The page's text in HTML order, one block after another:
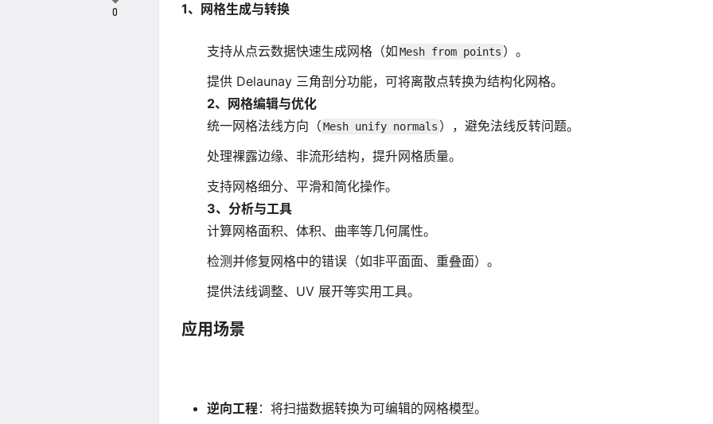
1、网格生成与转换
支持从点云数据快速生成网格（如Mesh from points ）。
提供 Delaunay 三角剖分功能，可将离散点转换为结构化网格。
2、网格编辑与优化
统一网格法线方向（Mesh unify normals ），避免法线反转问题。
处理裸露边缘、非流形结构，提升网格质量。
支持网格细分、平滑和简化操作。
3、分析与工具
计算网格面积、体积、曲率等几何属性。
检测并修复网格中的错误（如非平面面、重叠面）。
提供法线调整、UV 展开等实用工具。
应用场景
逆向工程：将扫描数据转换为可编辑的网格模型。
0